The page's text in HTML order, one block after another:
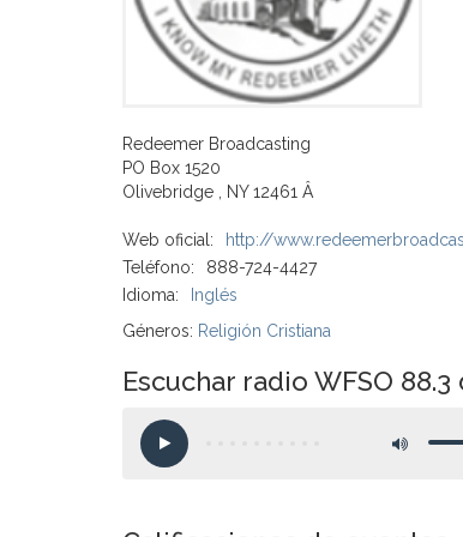
Redeemer Broadcasting
PO Box 1520
Olivebridge , NY 12461 Â
Web oficial:
http://
Teléfono:
888-724-4427
Idioma:
Inglés
Géneros: Religión Cristiana
Escuchar radio WFSO